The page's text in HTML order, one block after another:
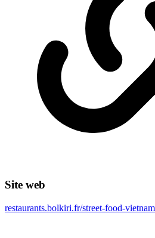
Site web
restaurants.bolkiri.fr/street-food-